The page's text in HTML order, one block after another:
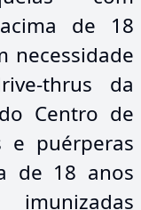
de 18
necessidade
thrus da
Centro de
e puérperas
de 18 anos